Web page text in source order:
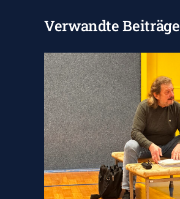
Verwandte Beiträge